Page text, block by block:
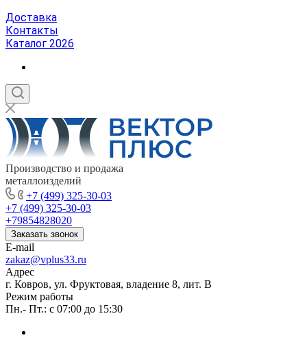
Доставка
Контакты
Каталог 2026
Производство и продажа
металлоизделий
+7 (499) 325-30-03
+7 (499) 325-30-03
+79854828020
Заказать звонок
E-mail
zakaz@vplus33.ru
Адрес
г. Ковров, ул. Фруктовая, владение 8, лит. В
Режим работы
Пн.- Пт.: с 07:00 до 15:30